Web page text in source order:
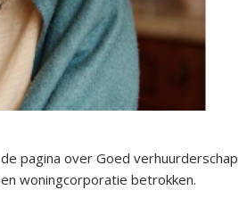
pagina over Goed verhuurderschap
woningcorporatie betrokken.